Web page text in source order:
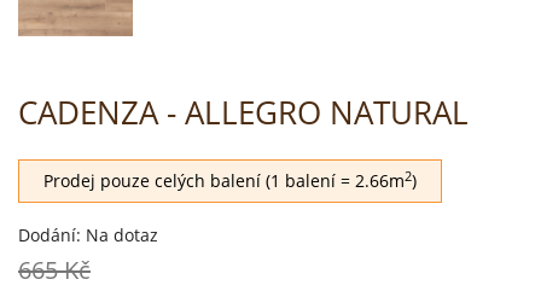
CADENZA - ALLEGRO NATURAL
Prodej pouze celých balení (1 balení = 2.66m2)
Dodání: Na dotaz
665 Kč